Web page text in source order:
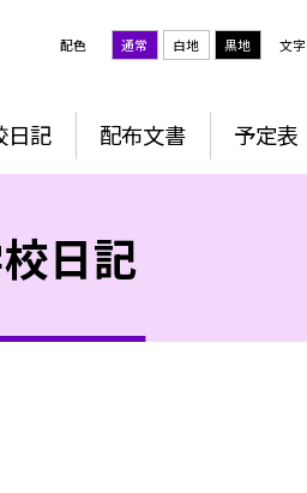
配色 通常 白地 黒地 文字
日記 配布文書 予定表
日記